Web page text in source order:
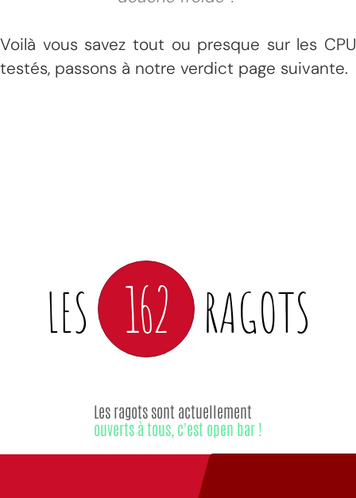
Voilà vous savez tout ou presque sur les CPU
testés, passons à notre verdict page suivante.
LES 162 RAGOTS
Les ragots sont actuellement
ouverts à tous, c'est open bar !